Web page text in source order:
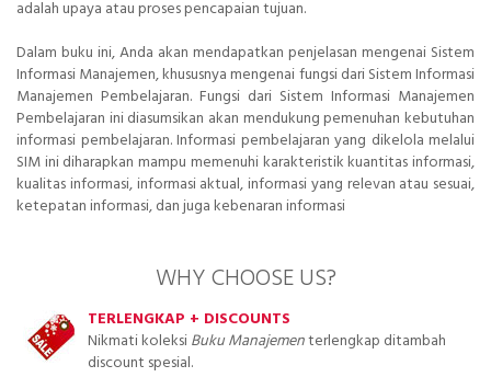
adalah upaya atau proses pencapaian tujuan.
Dalam buku ini, Anda akan mendapatkan penjelasan mengenai Sistem
Informasi Manajemen, khususnya mengenai fungsi dari Sistem Informasi
Manajemen Pembelajaran. Fungsi dari Sistem Informasi Manajemen
Pembelajaran ini diasumsikan akan mendukung pemenuhan kebutuhan
informasi pembelajaran. Informasi pembelajaran yang dikelola melalui
SIM ini diharapkan mampu memenuhi karakteristik kuantitas informasi,
kualitas informasi, informasi aktual, informasi yang relevan atau sesuai,
ketepatan informasi, dan juga kebenaran informasi
WHY CHOOSE US?
TERLENGKAP + DISCOUNTS
Nikmati koleksiBuku Manajementerlengkap ditambah
discount spesial.